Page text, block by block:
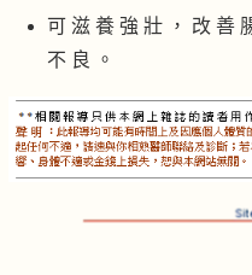
可 滋 養 強 壯 ， 改 善
不 良 。